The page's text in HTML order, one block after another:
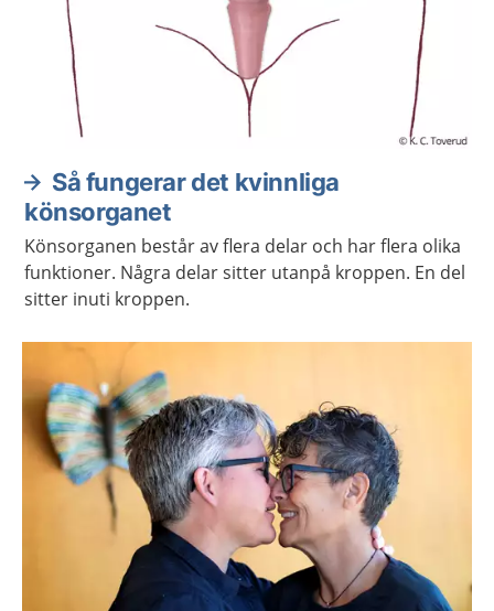
Så fungerar det kvinnliga
könsorganet
Könsorganen består av flera delar och har flera olika
funktioner. Några delar sitter utanpå kroppen. En del
sitter inuti kroppen.